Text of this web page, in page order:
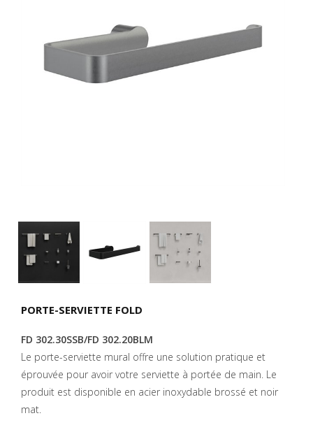
PORTE-SERVIETTE FOLD
FD 302.30SSB/FD 302.20BLM
Le porte-serviette mural offre une solution pratique et
éprouvée pour avoir votre serviette à portée de main. Le
produit est disponible en acier inoxydable brossé et noir
mat.